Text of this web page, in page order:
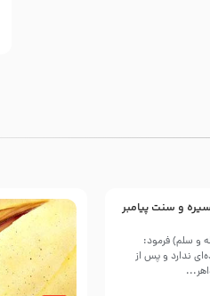
و سنت پیامبر
و سلم) فرمود:
ندارد و پس از